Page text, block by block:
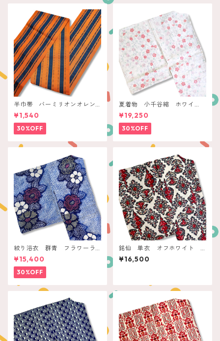
半巾帯 バーミリオンオレン
ジ ネイビー縞
¥1,540
30%OFF
夏着物 小千谷縮 ホワイ
ト コーラル枝花
¥19,250
30%OFF
絞り浴衣 群青 フラワーラ
イン
¥15,400
30%OFF
銘仙 単衣 オフホワイト
モザイクタイルアート
¥16,500